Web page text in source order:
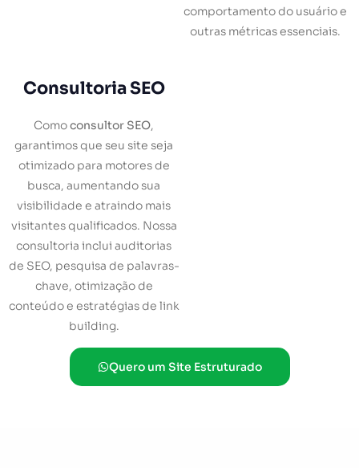
comportamento do usuário e
outras métricas essenciais.
Consultoria SEO
Comoconsultor SEO,
garantimos que seu site seja
otimizado para motores de
busca, aumentando sua
visibilidade e atraindo mais
visitantes qualificados. Nossa
consultoria inclui auditorias
de SEO, pesquisa de palavras-
chave, otimização de
conteúdo e estratégias de link
building.
Quero um Site Estruturado